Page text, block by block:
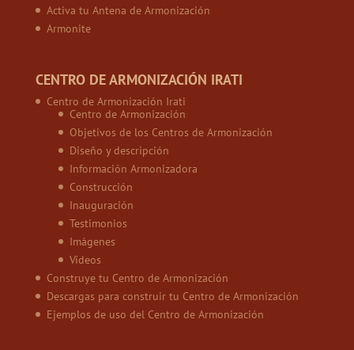
Activa tu Antena de Armonización
Armonite
CENTRO DE ARMONIZACIÓN IRATI
Centro de Armonización Irati
Centro de Armonización
Objetivos de los Centros de Armonización
Diseño y descripción
Información Armonizadora
Construcción
Inauguración
Testimonios
Imágenes
Vídeos
Construye tu Centro de Armonización
Descargas para construir tu Centro de Armonización
Ejemplos de uso del Centro de Armonización